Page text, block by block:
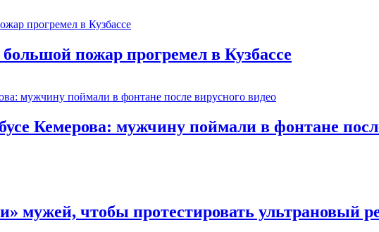
пожар прогремел в Кузбассе
Кемерова: мужчину поймали в фонтане
мужей, чтобы протестировать ультрановый